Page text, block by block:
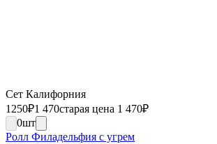
Сет Калифорния
1250₽1 470старая цена 1 470₽
0шт
Ролл Филадельфия с угрем